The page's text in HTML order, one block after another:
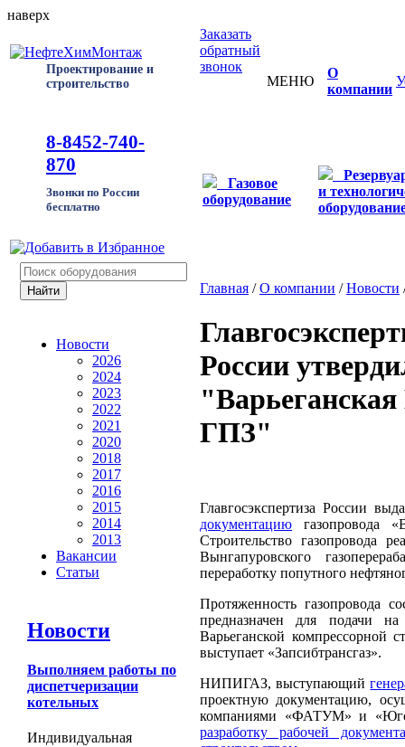
наверх
Проектирование и
строительство
8-8452-740-
870
Звонки по России
бесплатно
Заказать
обратный
звонок
МЕНЮ
О
компании
Газовое
оборудование
и
Новости
2026
2024
2023
2022
2021
2020
2018
2017
2016
2015
2014
2013
Вакансии
Статьи
Новости
Выполняем работы по
диспетчеризации
котельных
Индивидуальная
Главная /О компании /Новости
России
ГПЗ"
Главгосэкспертиза России
документацию газопровода
Строительство газопровода
Вынгапуровского
переработку попутного
Протяженность газопровода
предназначен для подачи
Варьеганской компрессорной
выступает «Запсибтрансгаз».
НИПИГАЗ, выступающий
проектную документацию,
компаниями «ФАТУМ» и
разработку рабочей